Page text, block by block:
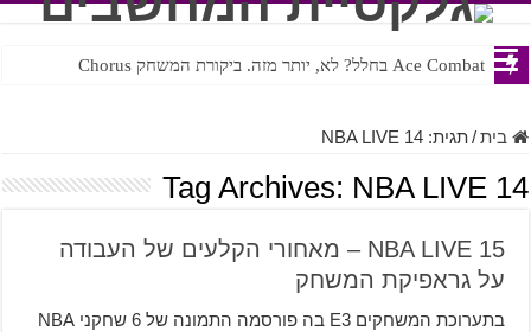
Ace Combat בחלל? לא, יותר מזה. ביקורת המשחק Chorus
Steven Universe והשירים שתורגמו בצורה נוראית לעברית
בית/תגית:NBA LIVE 14
Tag Archives: NBA LIVE 14
NBA LIVE 15 – מאחורי הקלעים של העבודה
על גראפיקת המשחק
בתערוכת המשחקים E3 בה פורסמה התמונה של 6 שחקני NBA